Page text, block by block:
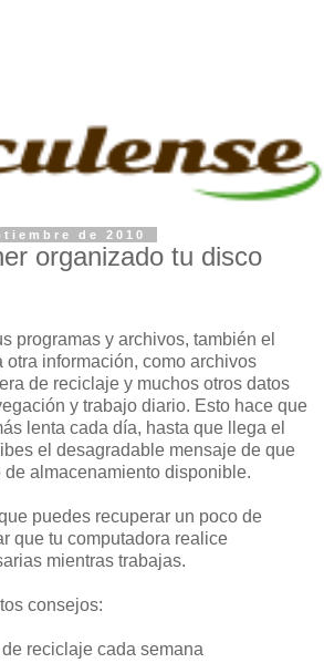
de 2010
organizado tu disco
programas y archivos, también el
otra información, como archivos
de reciclaje y muchos otros datos
y trabajo diario. Esto hace que
lenta cada día, hasta que llega el
el desagradable mensaje de que
almacenamiento disponible.
puedes recuperar un poco de
que tu computadora realice
mientras trabajas.
consejos:
reciclaje cada semana